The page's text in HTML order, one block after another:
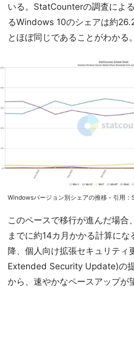
いる。StatCounterの調査によ
るWindows 10のシェアは約
とほぼ同じであることがわかる。
Windowsバージョン別シェアの推移 - 引用
このペースで移行が進んだ場合
までに約14カ月かかる計算に
降、個人向け拡張セキュリティ
Extended Security Update)の
から、速やかなペースアップが